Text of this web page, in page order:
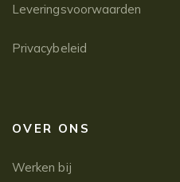
Leveringsvoorwaarden
Privacybeleid
OVER ONS
Werken bij